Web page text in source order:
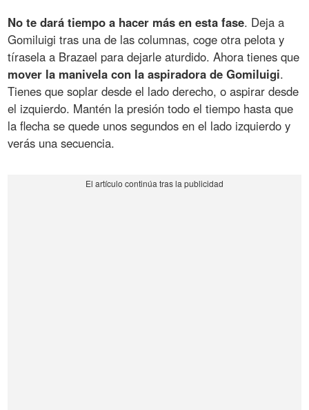
No te dará tiempo a hacer más en esta fase. Deja a
Gomiluigi tras una de las columnas, coge otra pelota y
tírasela a Brazael para dejarle aturdido. Ahora tienes que
mover la manivela con la aspiradora de Gomiluigi.
Tienes que soplar desde el lado derecho, o aspirar desde
el izquierdo. Mantén la presión todo el tiempo hasta que
la flecha se quede unos segundos en el lado izquierdo y
verás una secuencia.